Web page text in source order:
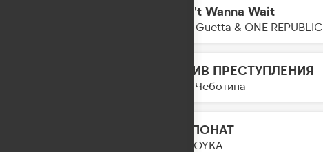
I Don't Wanna Wait
David Guetta & ONE REPUBLIC
МОТИВ ПРЕСТУПЛЕНИЯ
Люся Чеботина
ЭКСПОНАТ
MIA BOYKA